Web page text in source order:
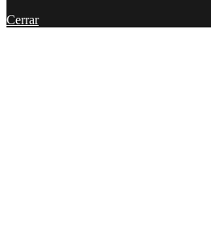
Cerrar